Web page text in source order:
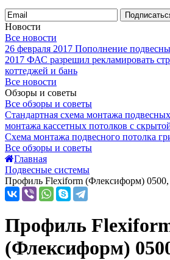
Новости
Все новости
26 февраля 2017 Пополнение
2017 ФАС разрешил рекламировать
коттеджей и бань
Все новости
Обзоры и советы
Все обзоры и советы
Стандартная схема монтажа
монтажа кассетных потолков с
Схема монтажа подвесного потолка
Все обзоры и советы
Главная
Подвесные системы
Профиль Flexiform (Флексиформ)
Профиль
(Флексиформ)